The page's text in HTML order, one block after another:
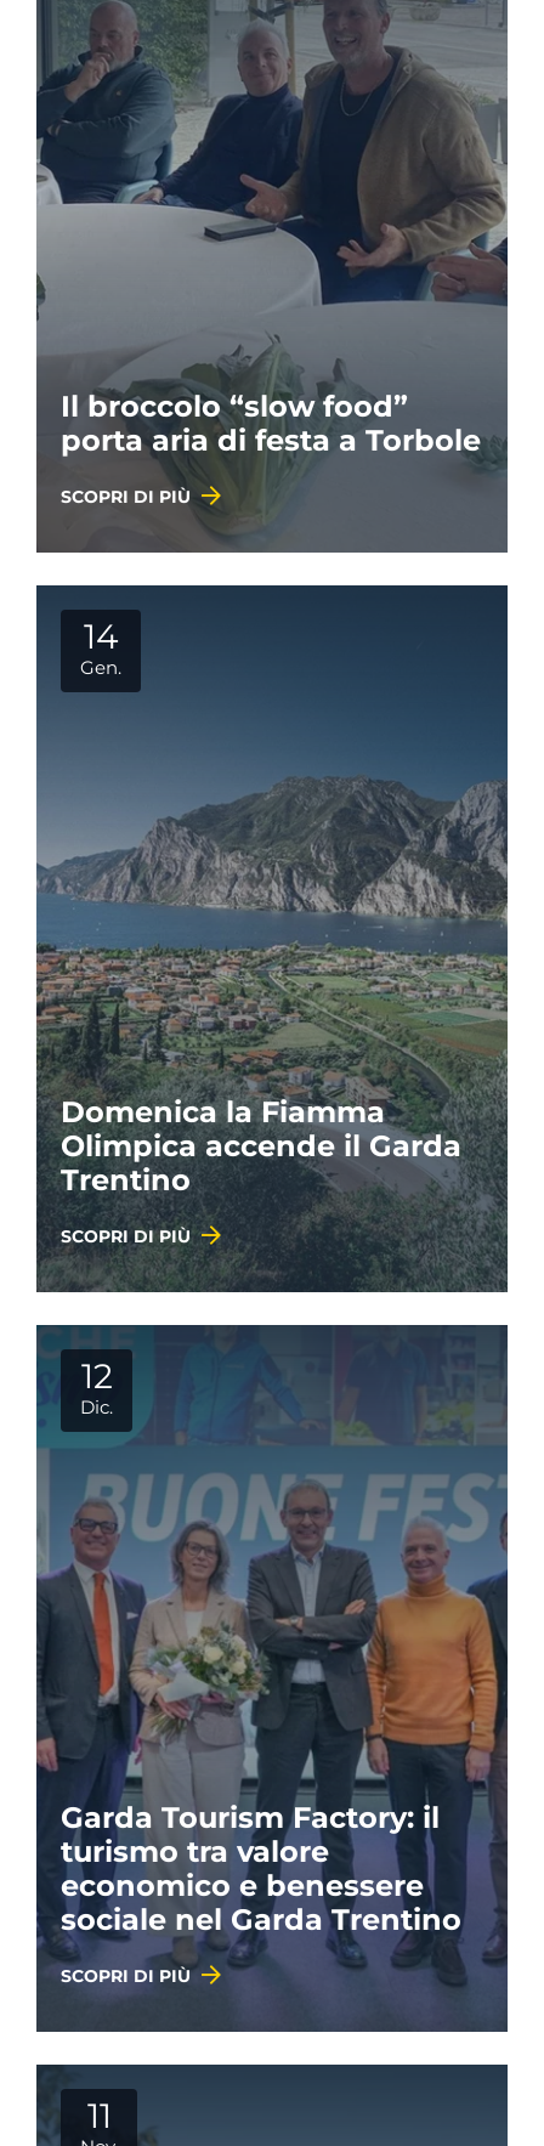
Il broccolo “slow food”
porta aria di festa a Torbole
SCOPRI DI PIÙ
14
Gen.
Domenica la Fiamma
Olimpica accende il Garda
Trentino
SCOPRI DI PIÙ
12
Dic.
Garda Tourism Factory: il
turismo tra valore
economico e benessere
sociale nel Garda Trentino
SCOPRI DI PIÙ
11